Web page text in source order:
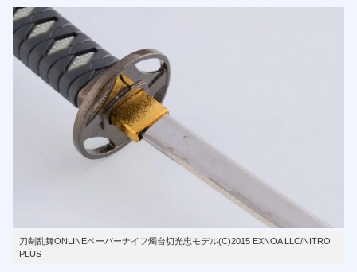
刀剣乱舞ONLINEペーパーナイフ燭台切光忠モデル(C)2015 EXNOA LLC/NITRO
PLUS